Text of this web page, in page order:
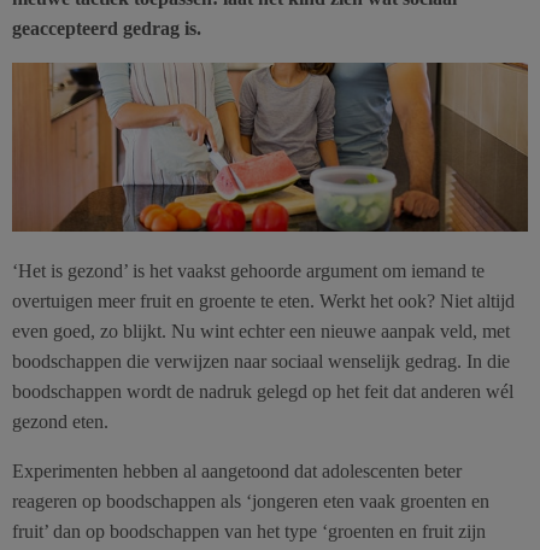
geaccepteerd gedrag is.
‘Het is gezond’ is het vaakst gehoorde argument om iemand te
overtuigen meer fruit en groente te eten. Werkt het ook? Niet altijd
even goed, zo blijkt. Nu wint echter een nieuwe aanpak veld, met
boodschappen die verwijzen naar sociaal wenselijk gedrag. In die
boodschappen wordt de nadruk gelegd op het feit dat anderen wél
gezond eten.
Experimenten hebben al aangetoond dat adolescenten beter
reageren op boodschappen als ‘jongeren eten vaak groenten en
fruit’ dan op boodschappen van het type ‘groenten en fruit zijn